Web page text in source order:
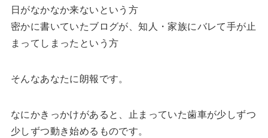
日がなかなか来ないという方
密かに書いていたブログが、知人・家族にバレて手が止
まってしまったという方
そんなあなたに朗報です。
なにかきっかけがあると、止まっていた歯車が少しずつ
少しずつ動き始めるものです。